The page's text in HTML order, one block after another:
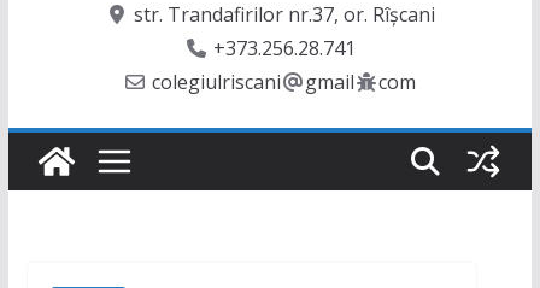
str. Trandafirilor nr.37, or. Rîşcani
+373.256.28.741
colegiulriscani
gmail com